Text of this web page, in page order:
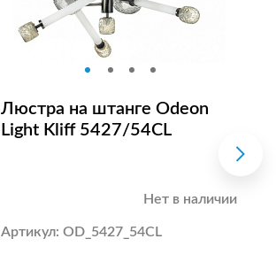
Люстра на штанге Odeon
Light Kliff 5427/54CL
Нет в наличии
Артикул: OD_5427_54CL